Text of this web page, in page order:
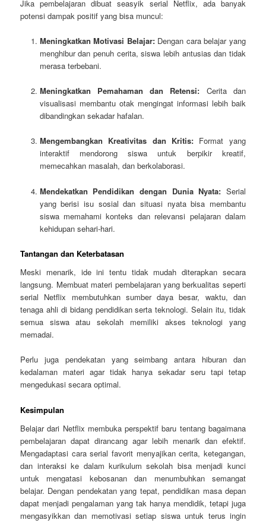
Jika pembelajaran dibuat seasyik serial Netflix, ada banyak
potensi dampak positif yang bisa muncul:
Meningkatkan Motivasi Belajar:Dengan cara belajar yang
menghibur dan penuh cerita, siswa lebih antusias dan tidak
merasa terbebani.
Meningkatkan Pemahaman dan Retensi: Cerita dan
visualisasi membantu otak mengingat informasi lebih baik
dibandingkan sekadar hafalan.
Mengembangkan Kreativitas dan Kritis: Format yang
interaktif mendorong siswa untuk berpikir kreatif,
memecahkan masalah, dan berkolaborasi.
Mendekatkan Pendidikan dengan Dunia Nyata: Serial
yang berisi isu sosial dan situasi nyata bisa membantu
siswa memahami konteks dan relevansi pelajaran dalam
kehidupan sehari-hari.
Tantangan dan Keterbatasan
Meski menarik, ide ini tentu tidak mudah diterapkan secara
langsung. Membuat materi pembelajaran yang berkualitas seperti
serial Netflix membutuhkan sumber daya besar, waktu, dan
tenaga ahli di bidang pendidikan serta teknologi. Selain itu, tidak
semua siswa atau sekolah memiliki akses teknologi yang
memadai.
Perlu juga pendekatan yang seimbang antara hiburan dan
kedalaman materi agar tidak hanya sekadar seru tapi tetap
mengedukasi secara optimal.
Kesimpulan
Belajar dari Netflix membuka perspektif baru tentang bagaimana
pembelajaran dapat dirancang agar lebih menarik dan efektif.
Mengadaptasi cara serial favorit menyajikan cerita, ketegangan,
dan interaksi ke dalam kurikulum sekolah bisa menjadi kunci
untuk mengatasi kebosanan dan menumbuhkan semangat
belajar. Dengan pendekatan yang tepat, pendidikan masa depan
dapat menjadi pengalaman yang tak hanya mendidik, tetapi juga
mengasyikkan dan memotivasi setiap siswa untuk terus ingin